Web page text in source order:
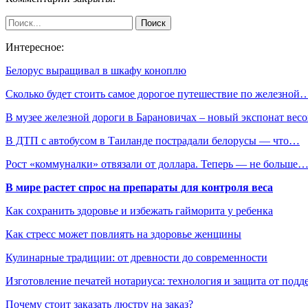
Интересное:
Белорус выращивал в шкафу коноплю
Сколько будет стоить самое дорогое путешествие по
В музее железной дороги в Барановичах – новый экспонат
В ДТП с автобусом в Таиланде пострадали белорусы — что…
Рост «коммуналки» отвязали от доллара. Теперь — не больше…
В мире растет спрос на препараты для контроля веса
Как сохранить здоровье и избежать гайморита у ребенка
Как стресс может повлиять на здоровье женщины
Кулинарные традиции: от древности до современности
Изготовление печатей нотариуса: технология и защита от
Почему стоит заказать люстру на заказ?